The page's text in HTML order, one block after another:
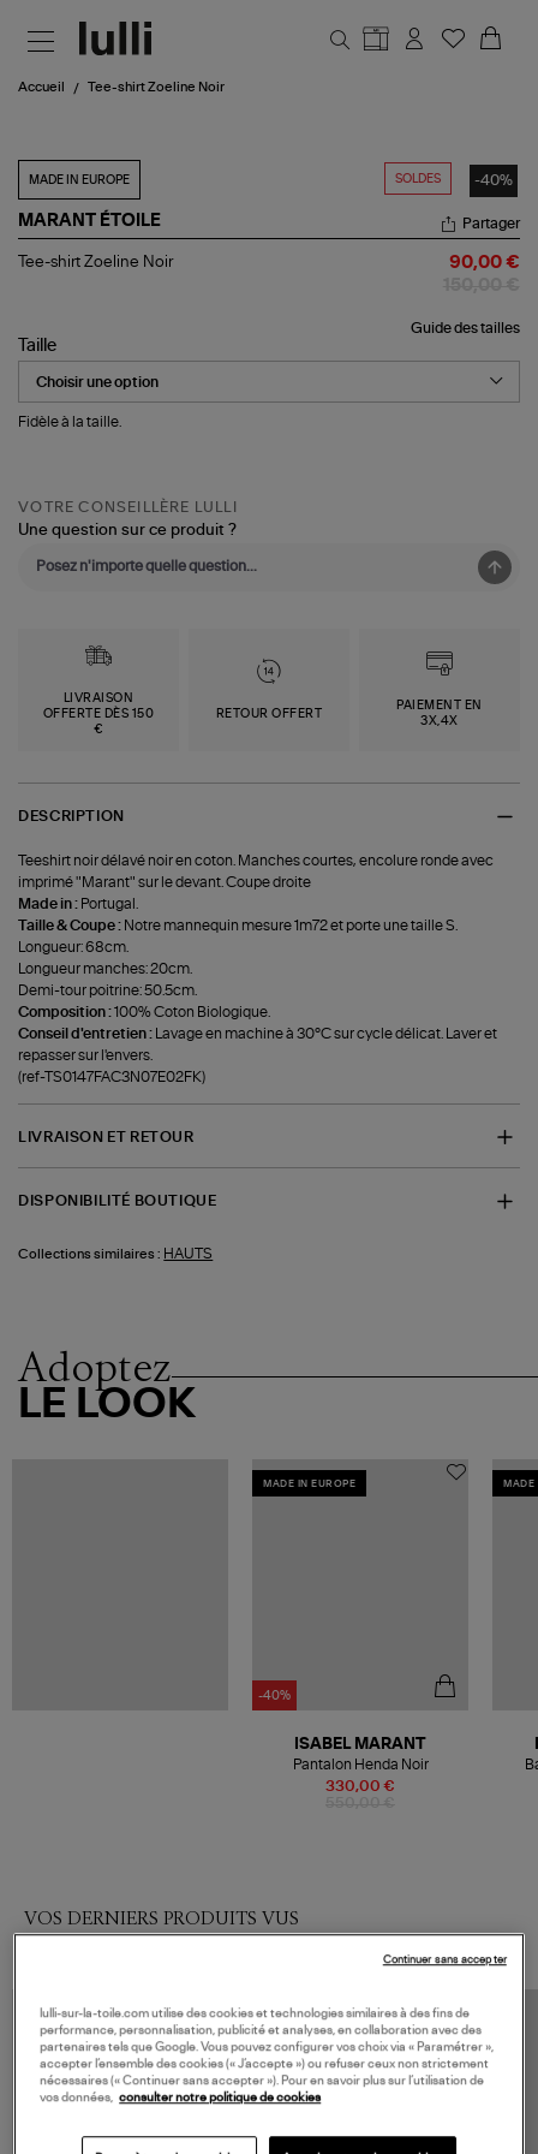
Accueil Tee-shirt Zoeline Noir
SOLDES -40%
MADE IN EUROPE
MARANT ÉTOILE
Tee-
Partager
Tee-shirt Zoeline Noir 90,00 €
Guide des tailles
Taille
Fidèle à la taille.
VOTRE CONSEILLÈRE LULLI
Une question sur ce produit ?
LIVRAISON
OFFERTE DÈS 150
€
RETOUR OFFERT
PAIEMENT EN
3X,4X
DESCRIPTION
Teeshirt noir délavé noir en coton. Manches courtes, encolure ronde avec
imprimé "Marant" sur le devant. Coupe droite
Made in : Portugal.
Taille & Coupe : Notre mannequin mesure 1m72 et porte une taille S.
Longueur: 68cm.
Longueur manches: 20cm.
Demi-tour poitrine: 50.5cm.
Composition :100% Coton Biologique.
Conseil d'entretien :
Lavage en machine à 30°C sur cycle délicat. Laver et
repasser sur l'envers.
(ref-TS0147FAC3N07E02FK)
LIVRAISON ET RETOUR
DISPONIBILITÉ BOUTIQUE
Collections similaires : HAUTS
Adoptez
LE LOOK
MADE IN EUROPE
-40%
330,00 €
ISABEL MARANT
Pantalon Henda Noir
MADE
VOS DERNIERS PRODUITS VUS
lulli-sur-la-toile.com utilise des cookies et technologies similaires à des fins de
performance, personnalisation, publicité et analyses, en collaboration avec des
partenaires tels que Google. Vous pouvez configurer vos choix via « Paramétrer »,
accepter l’ensemble des cookies (« J’accepte ») ou refuser ceux non strictement
nécessaires (« Continuer sans accepter »). Pour en savoir plus sur l’utilisation de
vos données, consulter notre politique de cookies
Continuer sans accepter